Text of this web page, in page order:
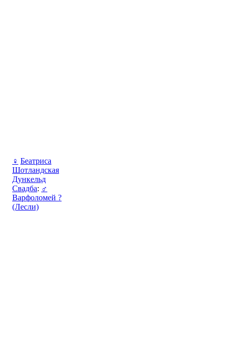
♀ Беатриса
Шотландская
Дункельд
Свадба: ♂
Варфоломей ?
(Лесли)